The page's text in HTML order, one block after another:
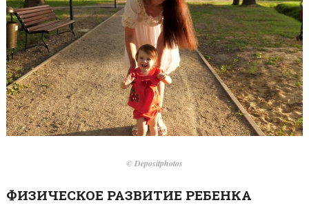
© Depositphotos
ФИЗИЧЕСКОЕ РАЗВИТИЕ РЕБЕНКА